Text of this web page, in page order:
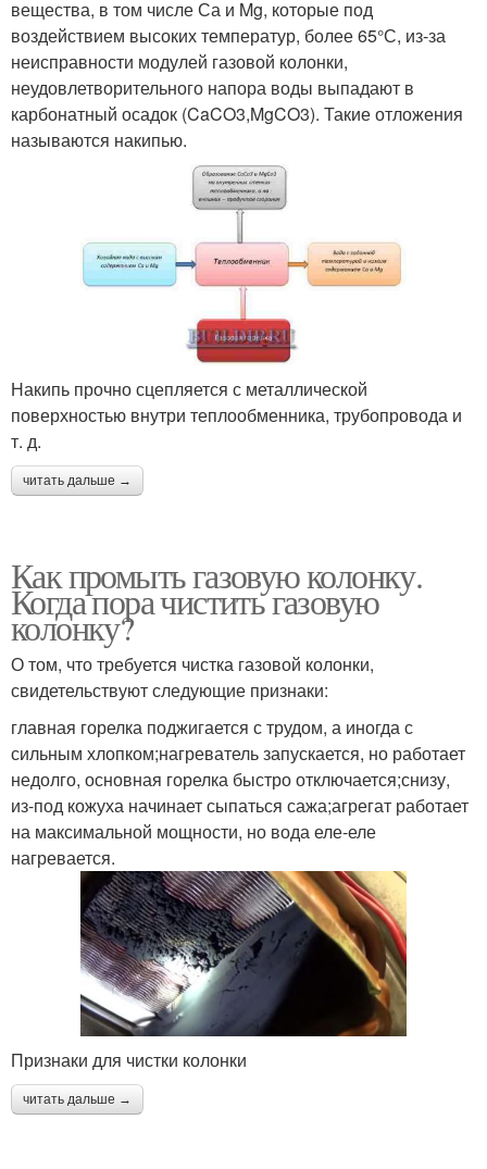
вещества, в том числе Са и Mg, которые под
воздействием высоких температур, более 65°С, из-за
неисправности модулей газовой колонки,
неудовлетворительного напора воды выпадают в
карбонатный осадок (CaCO3,MgCO3). Такие отложения
называются накипью.
Накипь прочно сцепляется с металлической
поверхностью внутри теплообменника, трубопровода и
т. д.
читать дальше →
Как промыть газовую колонку.
Когда пора чистить газовую
колонку?
О том, что требуется чистка газовой колонки,
свидетельствуют следующие признаки:
главная горелка поджигается с трудом, а иногда с
сильным хлопком;нагреватель запускается, но работает
недолго, основная горелка быстро отключается;снизу,
из-под кожуха начинает сыпаться сажа;агрегат работает
на максимальной мощности, но вода еле-еле
нагревается.
Признаки для чистки колонки
читать дальше →